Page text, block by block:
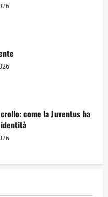
come la Juventus ha
furbo